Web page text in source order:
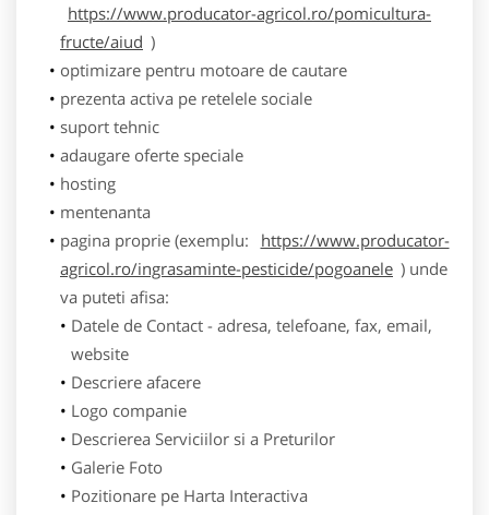
https://www.producator-agricol.ro/pomicultura-
fructe/aiud )
optimizare pentru motoare de cautare
prezenta activa pe retelele sociale
suport tehnic
adaugare oferte speciale
hosting
mentenanta
pagina proprie (exemplu:
https://www.producator-
agricol.ro/ingrasaminte-pesticide/pogoanele ) unde
va puteti afisa:
Datele de Contact - adresa, telefoane, fax, email,
website
Descriere afacere
Logo companie
Descrierea Serviciilor si a Preturilor
Galerie Foto
Pozitionare pe Harta Interactiva